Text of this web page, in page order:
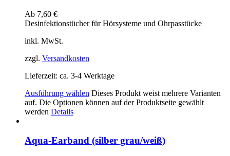
Ab 7,60 €
Desinfektionstücher für Hörsysteme und Ohrpasstücke
inkl. MwSt.
zzgl. Versandkosten
Lieferzeit: ca. 3-4 Werktage
Ausführung wählen Dieses Produkt weist mehrere Varianten
auf. Die Optionen können auf der Produktseite gewählt
werden Details
Aqua-Earband (silber grau/weiß)